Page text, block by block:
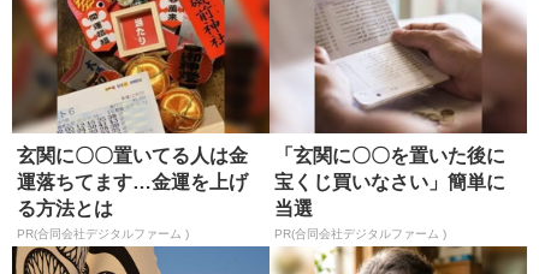
玄関に〇〇置いてる人は金
運落ちてます…金運を上げ
る方法とは
PR(合同会社デジタルファーム )
「玄関に〇〇を置いた後に
宝くじ買いなさい」簡単に
当選
PR(合同会社デジタルファーム )